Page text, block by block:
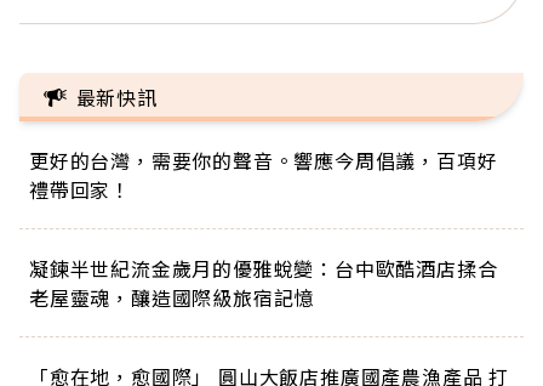
最新快訊
更好的台灣，需要你的聲音。響應今周倡議，百項好
禮帶回家！
凝鍊半世紀流金歲月的優雅蛻變：台中歐酷酒店揉合
老屋靈魂，釀造國際級旅宿記憶
「愈在地，愈國際」 圓山大飯店推廣國產農漁產品 打